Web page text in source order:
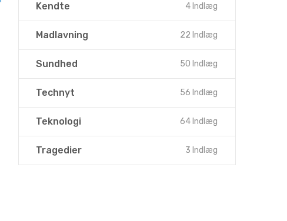
Kendte 4 Indlæg
Madlavning 22 Indlæg
Sundhed 50 Indlæg
Technyt 56 Indlæg
Teknologi 64 Indlæg
Tragedier 3 Indlæg